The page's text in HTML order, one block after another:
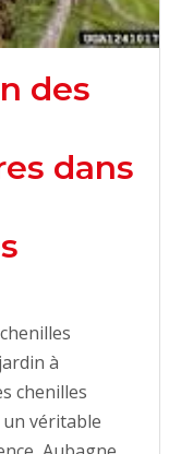
des
dans
à
chenilles
véritable